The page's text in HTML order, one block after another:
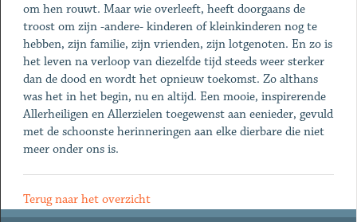
om hen rouwt. Maar wie overleeft, heeft doorgaans de
troost om zijn -andere- kinderen of kleinkinderen nog te
hebben, zijn familie, zijn vrienden, zijn lotgenoten. En zo is
het leven na verloop van diezelfde tijd steeds weer sterker
dan de dood en wordt het opnieuw toekomst. Zo althans
was het in het begin, nu en altijd. Een mooie, inspirerende
Allerheiligen en Allerzielen toegewenst aan eenieder, gevuld
met de schoonste herinneringen aan elke dierbare die niet
meer onder ons is.
Terug naar het overzicht